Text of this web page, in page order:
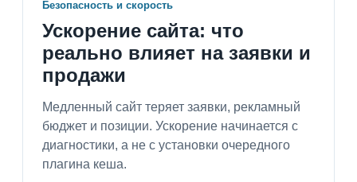
Безопасность и скорость
Ускорение сайта: что
реально влияет на заявки и
продажи
Медленный сайт теряет заявки, рекламный
бюджет и позиции. Ускорение начинается с
диагностики, а не с установки очередного
плагина кеша.